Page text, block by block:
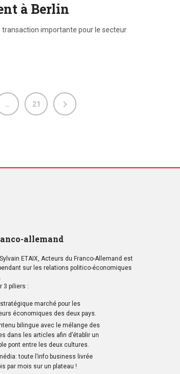
à Berlin
transaction importante pour le secteur
… 21
allemand
ETAIX, Acteurs du Franco-Allemand est
sur les relations politico-économiques
3 piliers :
marché pour les
économiques des deux pays.
bilingue avec le mélange des
dans les articles afin d’établir un
pont entre les deux cultures.
toute l’info business livrée
par mois sur un plateau !